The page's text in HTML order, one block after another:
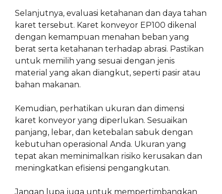
Selanjutnya, evaluasi ketahanan dan daya tahan
karet tersebut. Karet konveyor EP100 dikenal
dengan kemampuan menahan beban yang
berat serta ketahanan terhadap abrasi. Pastikan
untuk memilih yang sesuai dengan jenis
material yang akan diangkut, seperti pasir atau
bahan makanan.
Kemudian, perhatikan ukuran dan dimensi
karet konveyor yang diperlukan. Sesuaikan
panjang, lebar, dan ketebalan sabuk dengan
kebutuhan operasional Anda. Ukuran yang
tepat akan meminimalkan risiko kerusakan dan
meningkatkan efisiensi pengangkutan.
Jangan lupa juga untuk mempertimbangkan